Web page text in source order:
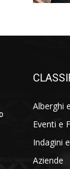
Alberghi
Eventi e
Indagini
Aziende